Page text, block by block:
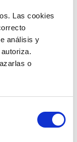
Las cookies
análisis y
o
en
los